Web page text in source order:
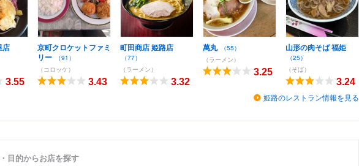
店
3.55
京町クロケットファミ
リー
（91）
（コロッケ）
3.43
町田商店 姫路店
（77）
（ラーメン）
3.32
萬丸
（55）
（ラーメン）
3.25
山形の肉そば 福姫
（25）
（そば）
3.24
姫路のレストラン情報を見る
目的からお店を探す